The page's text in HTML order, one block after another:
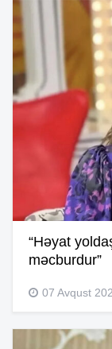
“Həyat
məcburdur”
07 Avqust